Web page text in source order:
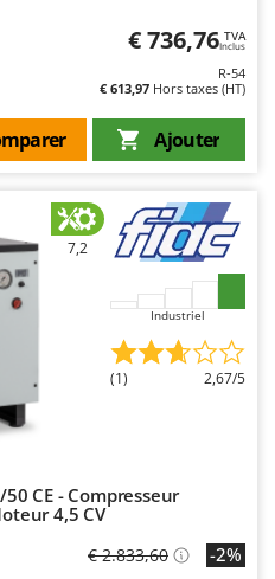
€ 736,76 TVA
Inclus
R-54
€ 613,97 Hors taxes (HT)
Ajouter
7,2
Industriel
(1) 2,67/5
CE - Compresseur
4,5 CV
€ 2.833,60 -2%